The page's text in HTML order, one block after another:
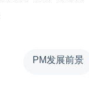
PM发展前景